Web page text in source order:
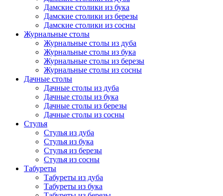
Дамские столики из бука
Дамские столики из березы
Дамские столики из сосны
Журнальные столы
Журнальные столы из дуба
Журнальные столы из бука
Журнальные столы из березы
Журнальные столы из сосны
Дачные столы
Дачные столы из дуба
Дачные столы из бука
Дачные столы из березы
Дачные столы из сосны
Стулья
Стулья из дуба
Стулья из бука
Стулья из березы
Стулья из сосны
Табуреты
Табуреты из дуба
Табуреты из бука